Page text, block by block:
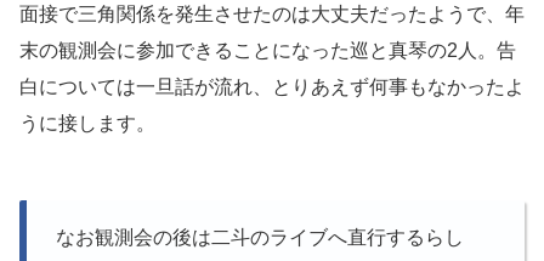
面接で三角関係を発生させたのは大丈夫だったようで、年
末の観測会に参加できることになった巡と真琴の2人。告
白については一旦話が流れ、とりあえず何事もなかったよ
うに接します。
なお観測会の後は二斗のライブへ直行するらし